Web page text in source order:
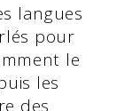
langues
pour
le
les
des